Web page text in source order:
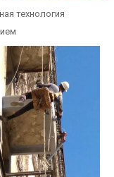
технология